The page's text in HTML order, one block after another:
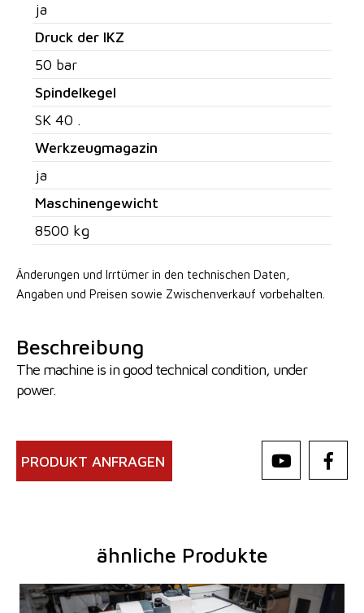
ja
Druck der IKZ
50 bar
Spindelkegel
SK 40 .
Werkzeugmagazin
ja
Maschinengewicht
8500 kg
Änderungen und Irrtümer in den technischen Daten,
Angaben und Preisen sowie Zwischenverkauf vorbehalten.
Beschreibung
The machine is in good technical condition, under
power.
PRODUKT ANFRAGEN
ähnliche Produkte
Baujahr:
2025